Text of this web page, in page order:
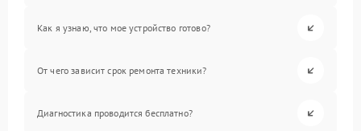
Как я узнаю, что мое устройство готово?
От чего зависит срок ремонта техники?
Диагностика проводится бесплатно?